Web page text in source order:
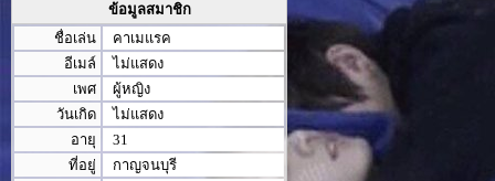
ข้อมูลสมาชิก
ชื่อเล่น
คาเมแรค
อีเมล์
ไม่แสดง
เพศ
ผู้หญิง
วันเกิด
ไม่แสดง
อายุ
31
ที่อยู่
กาญจนบุรี